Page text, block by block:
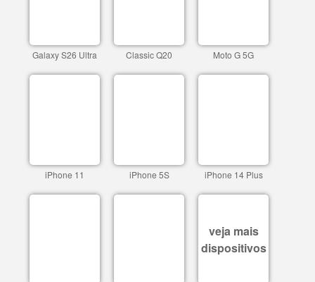
Galaxy S26 Ultra Classic Q20 Moto G 5G
iPhone 11 iPhone 5S iPhone 14 Plus
veja mais
dispositivos